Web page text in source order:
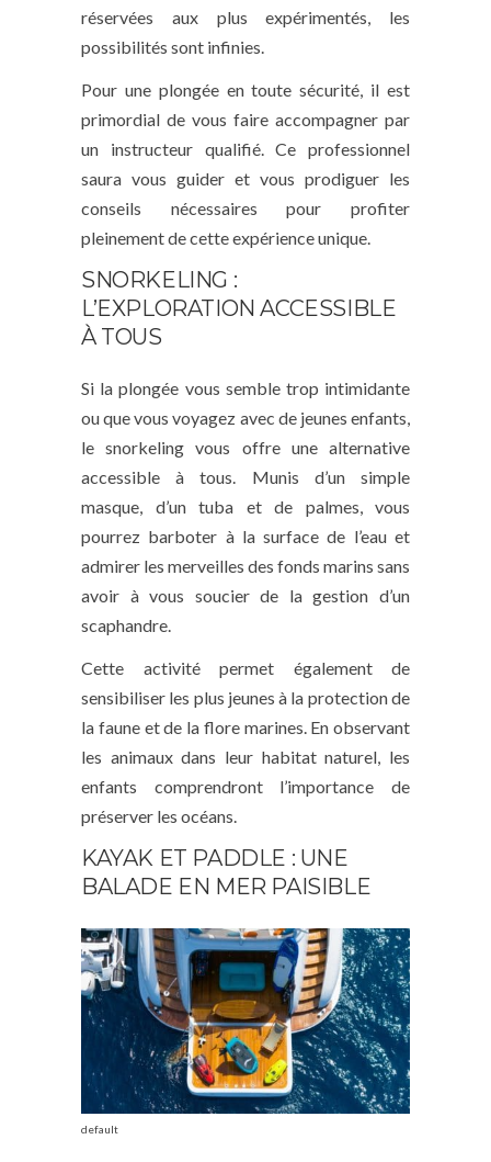
réservées aux plus expérimentés, les
possibilités sont infinies.
Pour une plongée en toute sécurité, il est
primordial de vous faire accompagner par
un instructeur qualifié. Ce professionnel
saura vous guider et vous prodiguer les
conseils nécessaires pour profiter
pleinement de cette expérience unique.
SNORKELING :
L’EXPLORATION ACCESSIBLE
À TOUS
Si la plongée vous semble trop intimidante
ou que vous voyagez avec de jeunes enfants,
le snorkeling vous offre une alternative
accessible à tous. Munis d’un simple
masque, d’un tuba et de palmes, vous
pourrez barboter à la surface de l’eau et
admirer les merveilles des fonds marins sans
avoir à vous soucier de la gestion d’un
scaphandre.
Cette activité permet également de
sensibiliser les plus jeunes à la protection de
la faune et de la flore marines. En observant
les animaux dans leur habitat naturel, les
enfants comprendront l’importance de
préserver les océans.
KAYAK ET PADDLE : UNE
BALADE EN MER PAISIBLE
default